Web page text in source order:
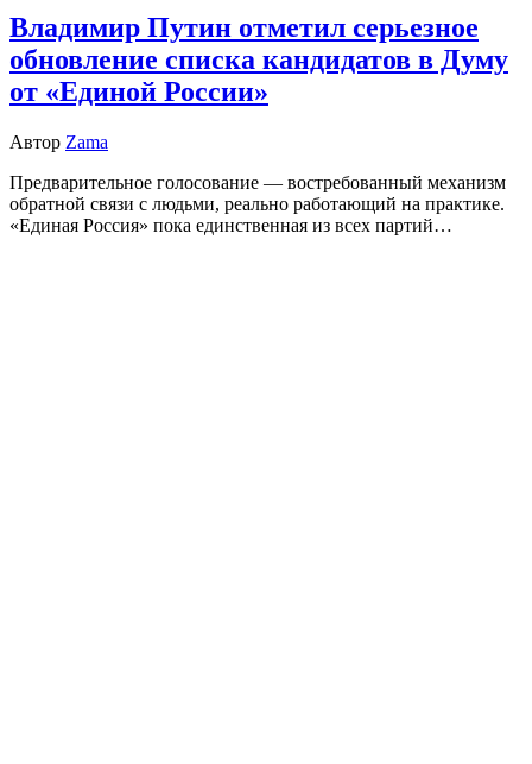
Владимир Путин отметил серьезное
обновление списка кандидатов в Думу
от «Единой России»
Автор Zama
Предварительное голосование — востребованный механизм
обратной связи с людьми, реально работающий на практике.
«Единая Россия» пока единственная из всех партий…